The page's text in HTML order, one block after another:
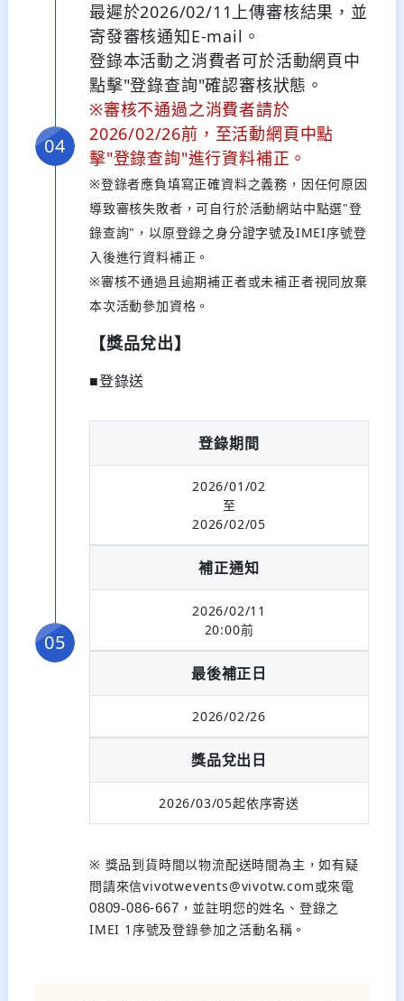
最遲於2026/02/11上傳審核結果，並
寄發審核通知E-mail。
登錄本活動之消費者可於活動網頁中
點擊"登錄查詢"確認審核狀態。
※審核不通過之消費者請於
2026/02/26前，至活動網頁中點
擊"登錄查詢"進行資料補正。
※登錄者應負填寫正確資料之義務，因任何原因
導致審核失敗者，可自行於活動網站中點選"登
錄查詢"，以原登錄之身分證字號及IMEI序號登
入後進行資料補正。
※審核不通過且逾期補正者或未補正者視同放棄
本次活動參加資格。
【獎品兌出】
■登錄送
登錄期間
2026/01/02
至
2026/02/05
補正通知
2026/02/11
20:00前
最後補正日
2026/02/26
獎品兌出日
2026/03/05起依序寄送
※ 獎品到貨時間以物流配送時間為主，如有疑
問請來信vivotwevents@vivotw.com或來電
0809-086-667 ，並註明您的姓名、登錄之
IMEI 1序號及登錄參加之活動名稱。